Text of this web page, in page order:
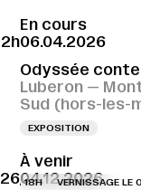
En cours
06.04.2026
Odyssée
Luberon —
Sud (hors-les-
EXPOSITION
À venir
04.12.2026
18H VERNISSAGE LE